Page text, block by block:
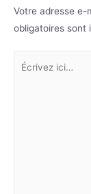
Votre adresse e-
obligatoires sont